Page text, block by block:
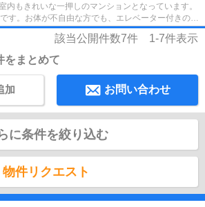
内もきれいな一押しのマンションとなっています。
す。お体が不自由な方でも、エレベーター付きの物
心です。外観タイル...
該当公開件数7件 1-7件表示
をまとめて
お問い合わせ
加
に条件を絞り込む
物件リクエスト